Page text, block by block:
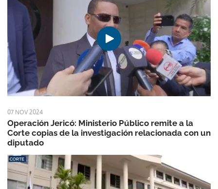
07 NOV 2024
Operación Jericó: Ministerio Público remite a la
Corte copias de la investigación relacionada con un
diputado